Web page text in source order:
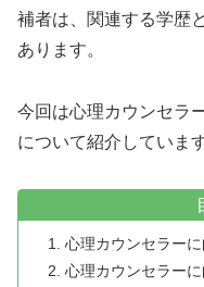
補者は、関連する学歴
あります。
今回は心理カウンセラ
について紹介しています
心理カウンセラー
心理カウンセラー